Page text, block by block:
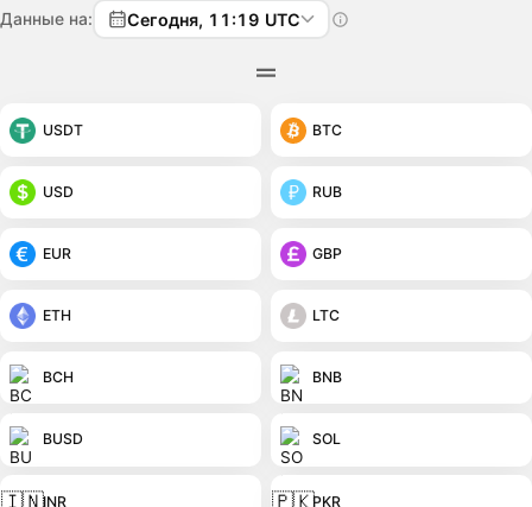
Данные на: Сегодня, 11:19 UTC
USDT BTC
USD RUB
EUR GBP
ETH LTC
BCH BNB
BUSD SOL
🇮🇳INR 🇵🇰PKR